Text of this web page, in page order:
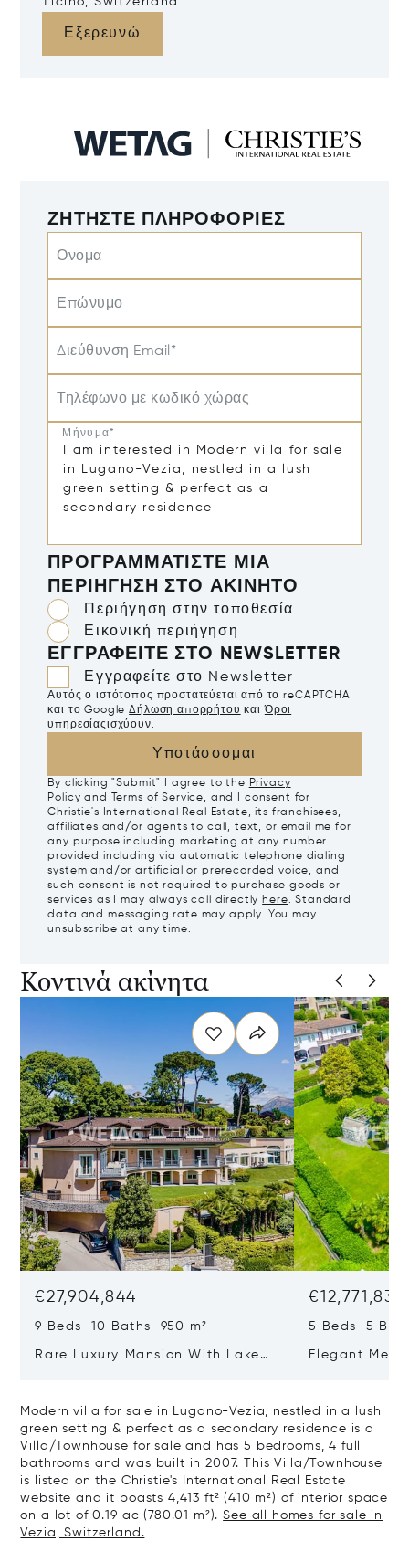
Εξερευνώ
ΖΗΤΉΣΤΕ ΠΛΗΡΟΦΟΡΊΕΣ
Ονομα
Επώνυμο
Διεύθυνση Email*
Τηλέφωνο με κωδικό χώρας
Μήνυμα*
ΠΡΟΓΡΑΜΜΑΤΊΣΤΕ ΜΙΑ
ΠΕΡΙΉΓΗΣΗ ΣΤΟ ΑΚΊΝΗΤΟ
Περιήγηση στην τοποθεσία
Εικονική περιήγηση
ΕΓΓΡΑΦΕΊΤΕ ΣΤΟ NEWSLETTER
Εγγραφείτε στο Newsletter
Αυτός ο ιστότοπος προστατεύεται από το reCAPTCHA
και το Google Δήλωση απορρήτου καιΌροι
υπηρεσίαςισχύουν.
Υποτάσσομαι
By clicking "Submit" I agree to the Privacy
Policy and Terms of Service, and I consent for
Christie's International Real Estate, its franchisees,
affiliates and/or agents to call, text, or email me for
any purpose including marketing at any number
provided including via automatic telephone dialing
system and/or artificial or prerecorded voice, and
such consent is not required to purchase goods or
services as I may always call directly here. Standard
data and messaging rate may apply. You may
unsubscribe at any time.
Κοντινά ακίνητα
€27,904,844
9 Beds 10 Baths 950 m²
Rare Luxury Mansion With Lake
€12,771,833
5 Beds 5
Elegant
Modern villa for sale in Lugano-Vezia, nestled in a lush
green setting & perfect as a secondary residence is a
Villa/Townhouse for sale and has 5 bedrooms, 4 full
bathrooms and was built in 2007. This Villa/Townhouse
is listed on the Christie's International Real Estate
website and it boasts 4,413 ft² (410 m²) of interior space
on a lot of 0.19 ac (780.01 m²).See all homes for sale in
Vezia, Switzerland.